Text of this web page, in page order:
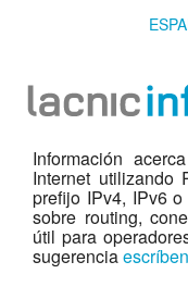
Información
Internet utilizando
prefijo IPv4, IPv6
sobre routing,
útil para
sugerencia